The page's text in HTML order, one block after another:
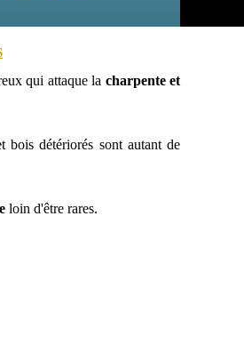
qui attaque la charpente et
bois détériorés sont autant de
loin d'être rares.